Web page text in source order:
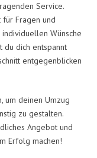
Service.
Fragen und
Wünsche
du dich entspannt
entgegenblicken
um deinen Umzug
zu gestalten.
Angebot und
Erfolg machen!